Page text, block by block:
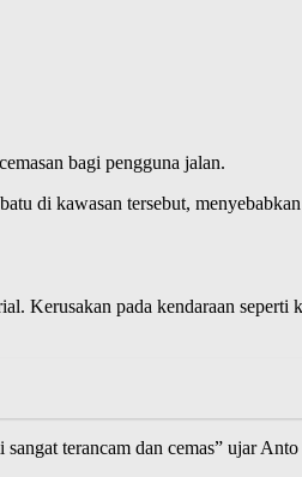
bagi pengguna jalan.
di kawasan tersebut,
Kerusakan pada kendaraan seperti
terancam dan cemas” ujar Anto